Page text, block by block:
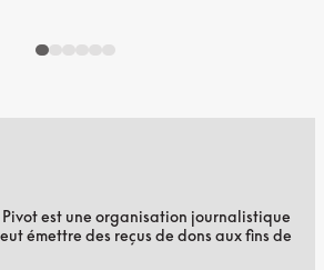
est une organisation journalistique
émettre des reçus de dons aux fins de